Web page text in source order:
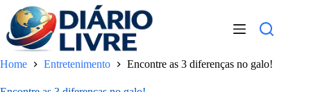
para
conteúdo
Home
Entretenimento Encontre as 3 diferenças no galo!